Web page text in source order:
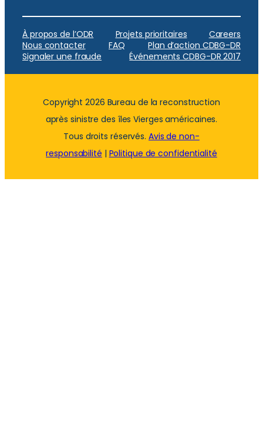
À propos de l’ODR Projets prioritaires
Careers
Nous contacter
FAQ
Plan d’action CDBG-DR
Signaler une fraude
Événements CDBG-DR 2017
Copyright 2026 Bureau de la reconstruction
après sinistre des îles Vierges américaines.
Tous droits réservés. Avis de non-
responsabilité | Politique de confidentialité